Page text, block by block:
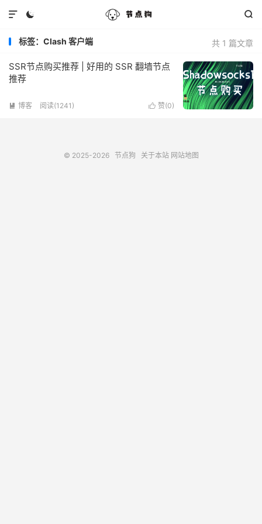
 

共 1 篇文章
标签：Clash 客户端
SSR节点购买推荐 | 好用的 SSR 翻墙节点
推荐
 赞(0)
 博客 阅读(1241)
© 2025-2026 节点狗 关于本站 网站地图